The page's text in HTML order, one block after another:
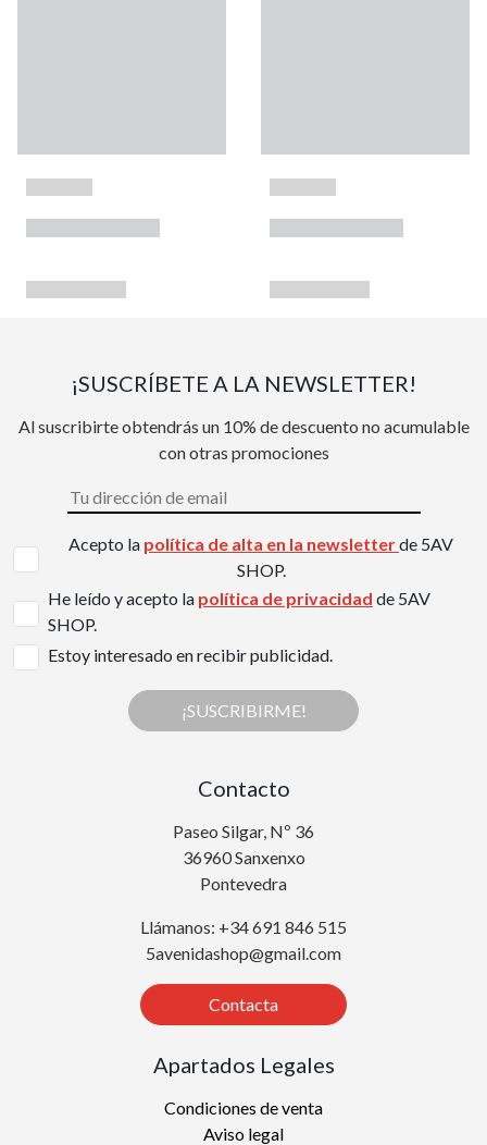
¡SUSCRÍBETE A LA NEWSLETTER!
Al suscribirte obtendrás un 10% de descuento no acumulable
con otras promociones
Acepto la política de alta en la newsletterde 5AV
SHOP.
He leído y acepto la política de privacidad de 5AV
SHOP.
Estoy interesado en recibir publicidad.
¡SUSCRIBIRME!
Contacto
Paseo Silgar, Nº 36
36960 Sanxenxo
Pontevedra
Llámanos: +34 691 846 515
5avenidashop@gmail.com
Contacta
Apartados Legales
Condiciones de venta
Aviso legal